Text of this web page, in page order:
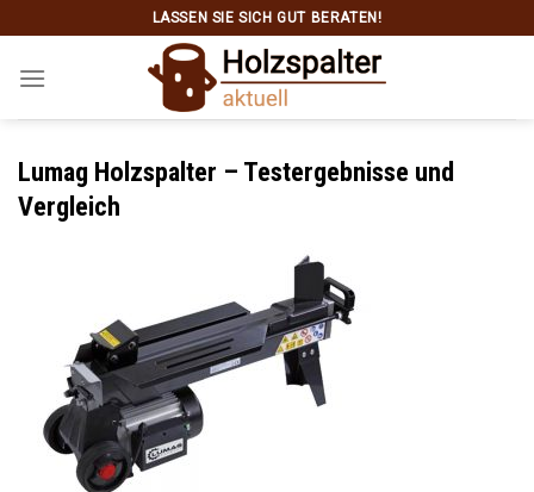
content
LASSEN SIE SICH GUT BERATEN!
Lumag Holzspalter – Testergebnisse und
Vergleich